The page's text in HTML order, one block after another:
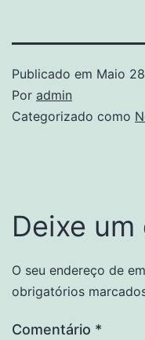
Publicado em Maio
Por admin
Categorizado como
Deixe
O seu endereço de
obrigatórios
Comentário *